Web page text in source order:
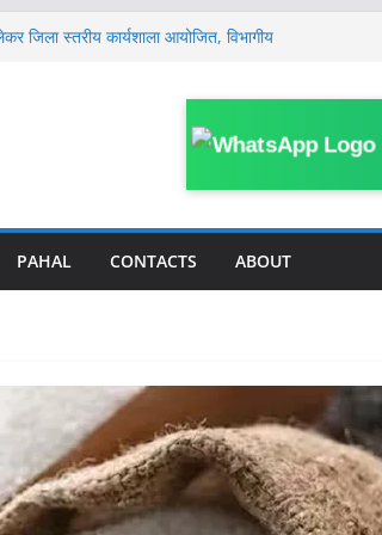
था हमला
सहरसा के DPO अजीत अमर के 4 ठिकानों पर
PAHAL CONTACTS ABOUT